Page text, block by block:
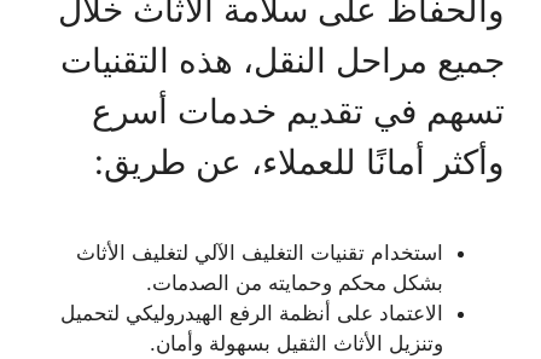
والحفاظ على سلامة الأثاث خلال
جميع مراحل النقل، هذه التقنيات
تسهم في تقديم خدمات أسرع
وأكثر أمانًا للعملاء، عن طريق:
استخدام تقنيات التغليف الآلي لتغليف الأثاث
بشكل محكم وحمايته من الصدمات.
الاعتماد على أنظمة الرفع الهيدروليكي لتحميل
وتنزيل الأثاث الثقيل بسهولة وأمان.